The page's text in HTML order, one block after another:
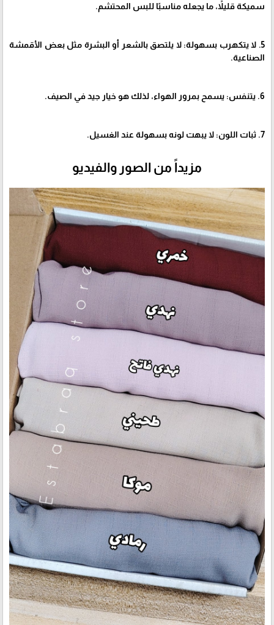
سميكة قليلاً، ما يجعله مناسبًا للبس المحتشم.
5. لا يتكهرب بسهولة: لا يلتصق بالشعر أو البشرة مثل بعض الأقمشة
الصناعية.
6. يتنفس: يسمح بمرور الهواء، لذلك هو خيار جيد في الصيف.
7. ثبات اللون: لا يبهت لونه بسهولة عند الغسيل.
مزيداً من الصور والفيديو